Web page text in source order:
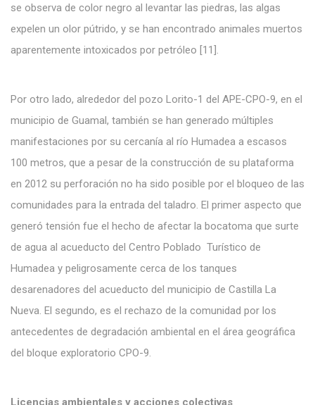
se observa de color negro al levantar las piedras, las algas
expelen un olor pútrido, y se han encontrado animales muertos
aparentemente intoxicados por petróleo [11].
Por otro lado, alrededor del pozo Lorito-1 del APE-CPO-9, en el
municipio de Guamal, también se han generado múltiples
manifestaciones por su cercanía al río Humadea a escasos
100 metros, que a pesar de la construcción de su plataforma
en 2012 su perforación no ha sido posible por el bloqueo de las
comunidades para la entrada del taladro. El primer aspecto que
generó tensión fue el hecho de afectar la bocatoma que surte
de agua al acueducto del Centro Poblado Turístico de
Humadea y peligrosamente cerca de los tanques
desarenadores del acueducto del municipio de Castilla La
Nueva. El segundo, es el rechazo de la comunidad por los
antecedentes de degradación ambiental en el área geográfica
del bloque exploratorio CPO-9.
Licencias ambientales y acciones colectivas